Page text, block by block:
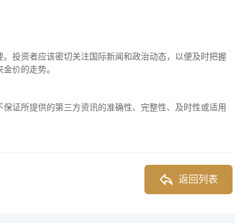
投资者应该密切关注国际新闻和政治动态，以便及时把握
价的走势。
保证所提供的第三方资讯的准确性、完整性、及时性或适用
返回列表